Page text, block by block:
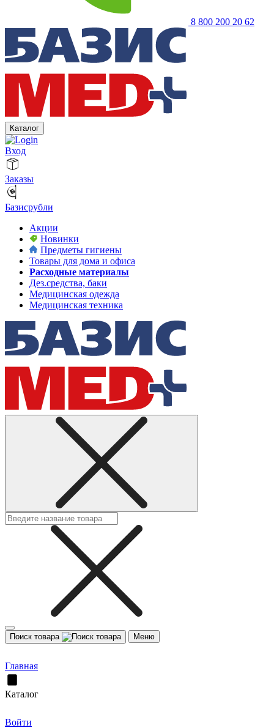
8 800 200 20 62
Каталог
Вход
Заказы
Базисрубли
Акции
Новинки
Предметы гигиены
Товары для дома и офиса
Расходные материалы
Дез.средства, баки
Медицинская одежда
Медицинская техника
Поиск товара Меню
Главная
Каталог
Войти